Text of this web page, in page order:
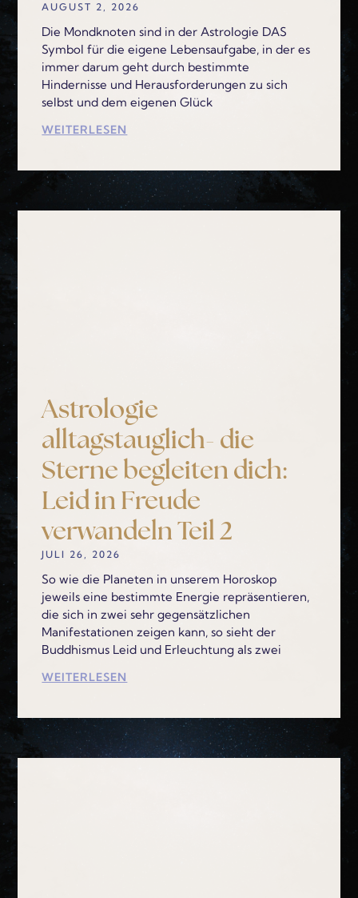
AUGUST 2, 2026
Die Mondknoten sind in der Astrologie DAS
Symbol für die eigene Lebensaufgabe, in der es
immer darum geht durch bestimmte
Hindernisse und Herausforderungen zu sich
selbst und dem eigenen Glück
WEITERLESEN
Astrologie
alltagstauglich- die
Sterne begleiten dich:
Leid in Freude
verwandeln Teil 2
JULI 26, 2026
So wie die Planeten in unserem Horoskop
jeweils eine bestimmte Energie repräsentieren,
die sich in zwei sehr gegensätzlichen
Manifestationen zeigen kann, so sieht der
Buddhismus Leid und Erleuchtung als zwei
WEITERLESEN